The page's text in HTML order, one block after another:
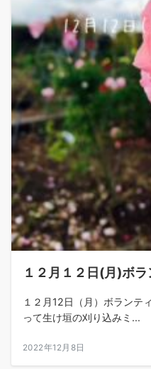
１２月１２日(月)ボ
１２月12日（月）ボランテ
って生け垣の刈り込みミ...
2022年12月8日